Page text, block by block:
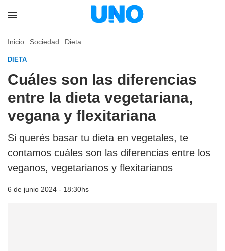
Inicio Sociedad Dieta
DIETA
Cuáles son las diferencias
entre la dieta vegetariana,
vegana y flexitariana
Si querés basar tu dieta en vegetales, te
contamos cuáles son las diferencias entre los
veganos, vegetarianos y flexitarianos
6 de junio 2024 - 18:30hs